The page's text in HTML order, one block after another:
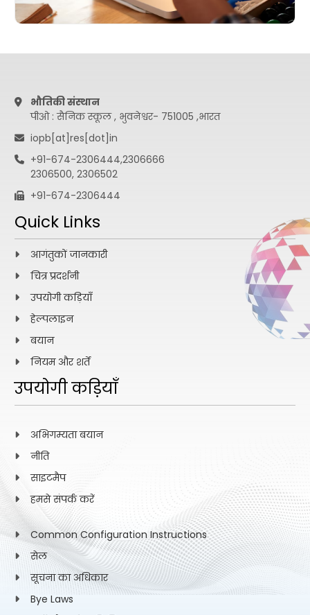
भौतिकी संस्थान
पीओ : सैनिक स्कूल , भुवनेश्वर- 751005 ,भारत
iopb[at]res[dot]in
+91-674-2306444,2306666
2306500, 2306502
+91-674-2306444
Quick Links
आगंतुकों जानकारी
चित्र प्रदर्शनी
उपयोगी कड़ियाँ
हेल्पलाइन
बयान
नियम और शर्तें
उपयोगी कड़ियाँ
अभिगम्यता बयान
नीति
साइटमैप
हमसे संपर्क करें
Common Configuration Instructions
सेल
सूचना का अधिकार
Bye Laws